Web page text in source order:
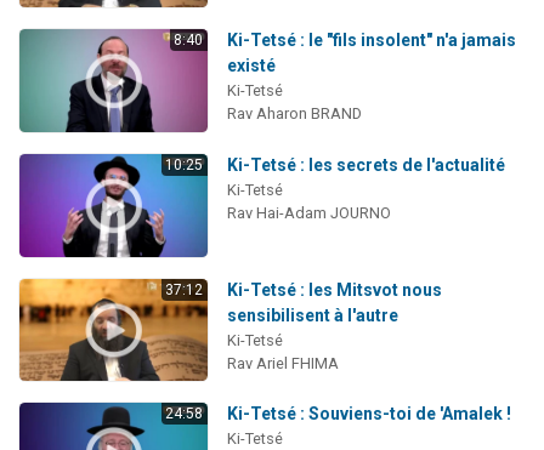
8:40
Ki-Tetsé : le "fils insolent" n'a jamais
existé
Ki-Tetsé
Rav Aharon BRAND
10:25 Ki-Tetsé : les secrets de l'actualité
Ki-Tetsé
Rav Hai-Adam JOURNO
37:12
Ki-Tetsé : les Mitsvot nous
sensibilisent à l'autre
Ki-Tetsé
Rav Ariel FHIMA
24:58 Ki-Tetsé : Souviens-toi de 'Amalek !
Ki-Tetsé